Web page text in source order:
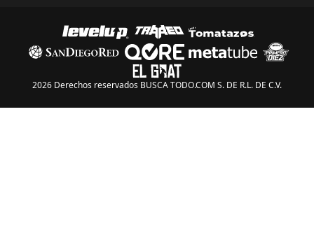
2026 Derechos reservados BUSCA TODO.COM S. DE R.L. DE C.V.